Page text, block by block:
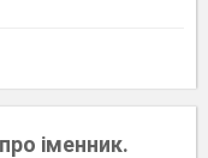
іменник.